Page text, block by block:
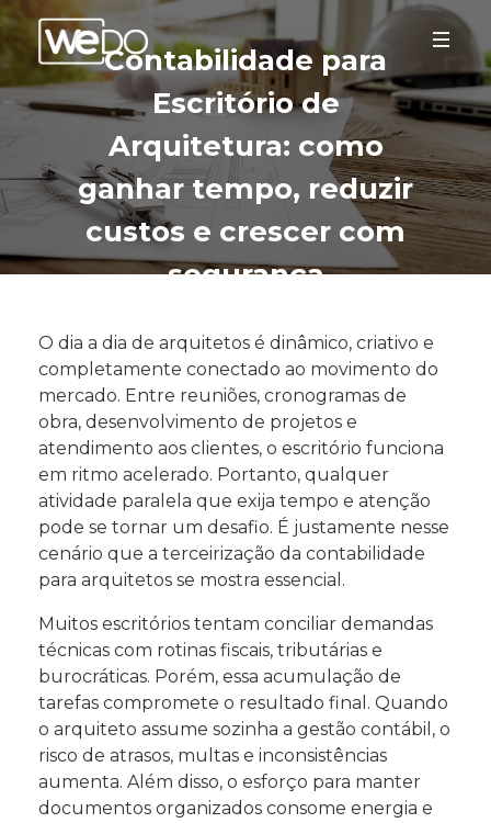
Contabilidade para
Escritório de
Arquitetura: como
ganhar tempo, reduzir
custos e crescer com
segurança
O dia a dia de arquitetos é dinâmico, criativo e
completamente conectado ao movimento do
mercado. Entre reuniões, cronogramas de
obra, desenvolvimento de projetos e
atendimento aos clientes, o escritório funciona
em ritmo acelerado. Portanto, qualquer
atividade paralela que exija tempo e atenção
pode se tornar um desafio. É justamente nesse
cenário que a terceirização da contabilidade
para arquitetos se mostra essencial.
Muitos escritórios tentam conciliar demandas
técnicas com rotinas fiscais, tributárias e
burocráticas. Porém, essa acumulação de
tarefas compromete o resultado final. Quando
o arquiteto assume sozinha a gestão contábil, o
risco de atrasos, multas e inconsistências
aumenta. Além disso, o esforço para manter
documentos organizados consome energia e